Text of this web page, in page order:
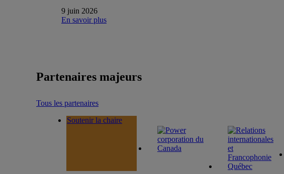
9 juin 2026
En savoir plus
Partenaires majeurs
Tous les partenaires
Soutenir la chaire